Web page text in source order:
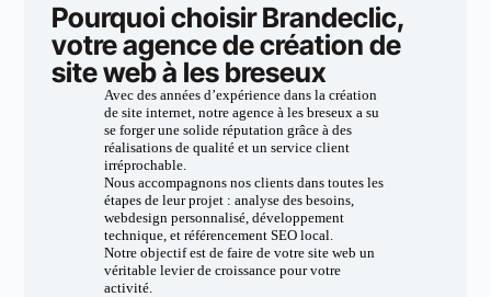
Pourquoi choisir Brandeclic,
votre agence de création de
site web à les breseux
Avec des années d’expérience dans la création
de site internet, notre agence à les breseux a su
se forger une solide réputation grâce à des
réalisations de qualité et un service client
irréprochable.
Nous accompagnons nos clients dans toutes les
étapes de leur projet : analyse des besoins,
webdesign personnalisé, développement
technique, et référencement SEO local.
Notre objectif est de faire de votre site web un
véritable levier de croissance pour votre
activité.